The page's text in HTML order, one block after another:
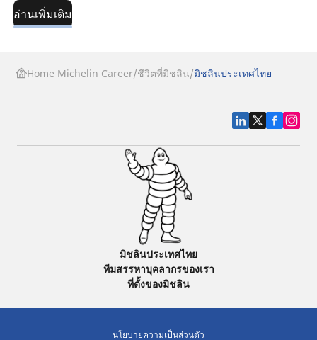
อ่านเพิ่มเติม
Home Michelin Career ชีวิตที่มิชลิน มิชลินประเทศไทย
มิชลินประเทศไทย
ทีมสรรหาบุคลากรของเรา
ที่ตั้งของมิชลิน
นโยบายความเป็นส่วนตัว